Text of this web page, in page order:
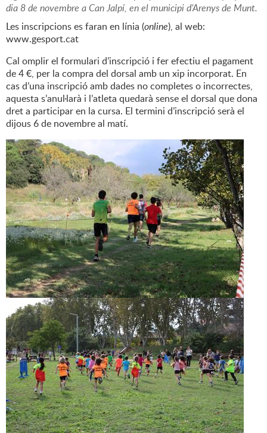
dia 8 de novembre a Can Jalpí, en el municipi d’Arenys de Munt.
Les inscripcions es faran en línia (online), al web:
www.gesport.cat
Cal omplir el formulari d’inscripció i fer efectiu el pagament
de 4 €, per la compra del dorsal amb un xip incorporat. En
cas d’una inscripció amb dades no completes o incorrectes,
aquesta s’anul·larà i l’atleta quedarà sense el dorsal que dona
dret a participar en la cursa. El termini d’inscripció serà el
dijous 6 de novembre al matí.